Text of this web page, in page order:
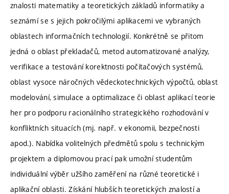
znalosti matematiky a teoretických základů informatiky a
seznámí se s jejich pokročilými aplikacemi ve vybraných
oblastech informačních technologií. Konkrétně se přitom
jedná o oblast překladačů, metod automatizované analýzy,
verifikace a testování korektnosti počítačových systémů,
oblast vysoce náročných vědeckotechnických výpočtů, oblast
modelování, simulace a optimalizace či oblast aplikací teorie
her pro podporu racionálního strategického rozhodování v
konfliktních situacích (mj. např. v ekonomii, bezpečnosti
apod.). Nabídka volitelných předmětů spolu s technickým
projektem a diplomovou prací pak umožní studentům
individuální výběr užšího zaměření na různé teoretické i
aplikační oblasti. Získání hlubších teoretických znalostí a